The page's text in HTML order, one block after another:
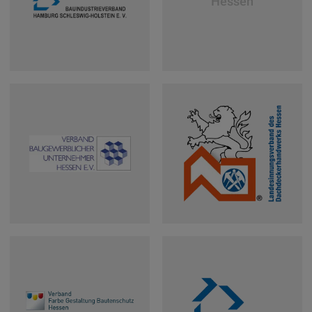
e.V.
Klima Hamburg e.V.
Hamburg Schleswig
Holstein e.V.
Unternehmer
des
Dachdeckerhandwerks